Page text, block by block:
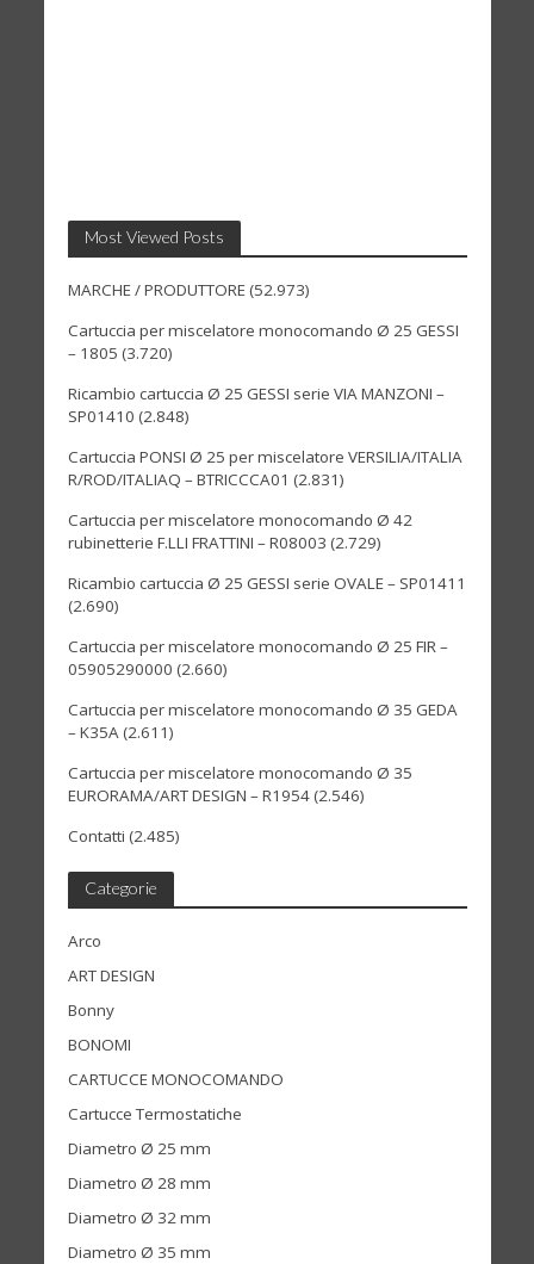
Most Viewed Posts
MARCHE / PRODUTTORE(52.973)
Cartuccia per miscelatore monocomando Ø 25 GESSI
– 1805 (3.720)
Ricambio cartuccia Ø 25 GESSI serie VIA MANZONI –
SP01410 (2.848)
Cartuccia PONSI Ø 25 per miscelatore VERSILIA/ITALIA
R/ROD/ITALIAQ – BTRICCCA01 (2.831)
Cartuccia per miscelatore monocomando Ø 42
rubinetterie F.LLI FRATTINI – R08003 (2.729)
Ricambio cartuccia Ø 25 GESSI serie OVALE – SP01411
(2.690)
Cartuccia per miscelatore monocomando Ø 25 FIR –
05905290000 (2.660)
Cartuccia per miscelatore monocomando Ø 35 GEDA
– K35A(2.611)
Cartuccia per miscelatore monocomando Ø 35
EURORAMA/ART DESIGN – R1954(2.546)
Contatti (2.485)
Categorie
Arco
ART DESIGN
Bonny
BONOMI
CARTUCCE MONOCOMANDO
Cartucce Termostatiche
Diametro Ø 25 mm
Diametro Ø 28 mm
Diametro Ø 32 mm
Diametro Ø 35 mm